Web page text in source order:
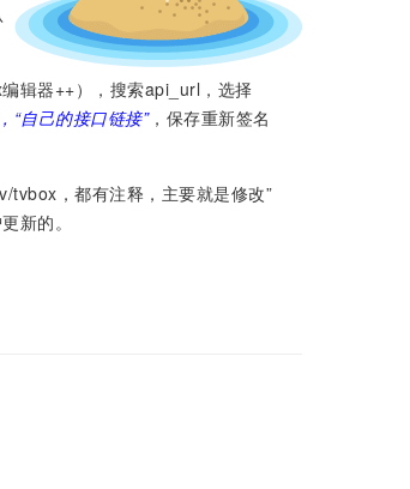
辑器++），搜索api_url，选择
“自己的接口链接”，保存重新签名
，都有注释，主要就是修改”
新的。